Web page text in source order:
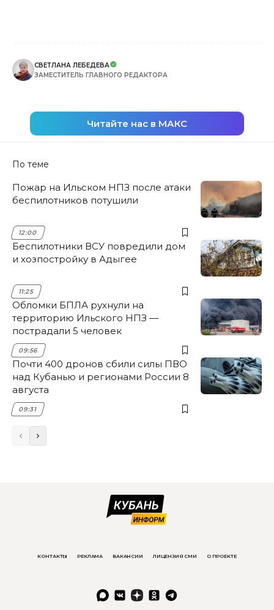
СВЕТЛАНА ЛЕБЕДЕВА
ЗАМЕСТИТЕЛЬ ГЛАВНОГО РЕДАКТОРА
Читайте нас в МАКС
По теме
Пожар на Ильском НПЗ после атаки
беспилотников потушили
12:00
Беспилотники ВСУ повредили дом
и хозпостройку в Адыгее
11:25
Обломки БПЛА рухнули на
территорию Ильского НПЗ —
пострадали 5 человек
09:56
Почти 400 дронов сбили силы ПВО
над Кубанью и регионами России 8
августа
09:31
КОНТАКТЫ РЕКЛАМА ВАКАНСИИ ЛИЦЕНЗИЯ СМИ О ПРОЕКТЕ